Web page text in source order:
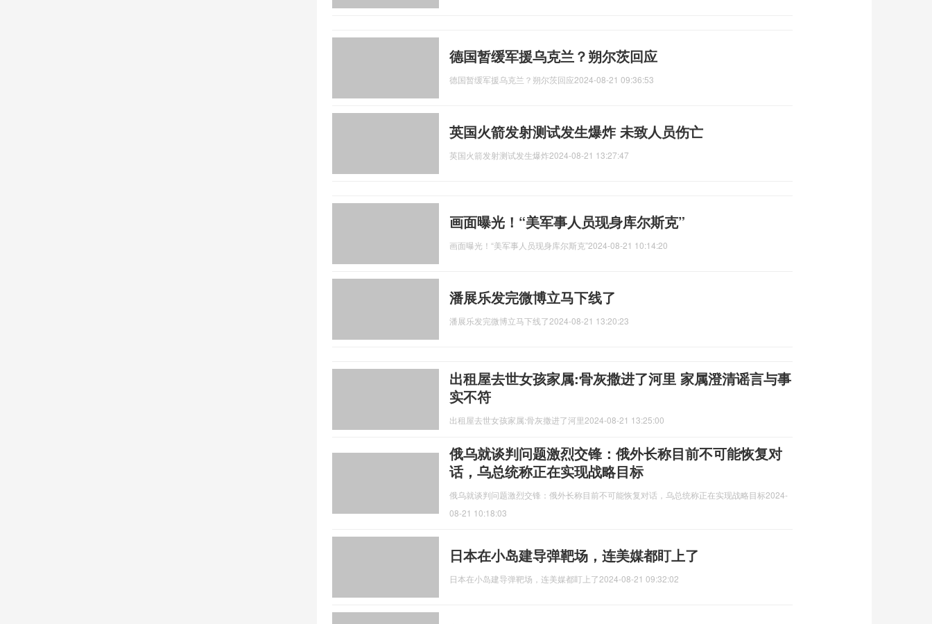
德国暂缓军援乌克兰？朔尔茨回应
德国暂缓军援乌克兰？朔尔茨回应2024-08-21 09:36:53
英国火箭发射测试发生爆炸 未致人员伤亡
英国火箭发射测试发生爆炸2024-08-21 13:27:47
画面曝光！“美军事人员现身库尔斯克”
画面曝光！“美军事人员现身库尔斯克”2024-08-21 10:14:20
潘展乐发完微博立马下线了
潘展乐发完微博立马下线了2024-08-21 13:20:23
出租屋去世女孩家属:骨灰撒进了河里 家属澄清谣言与事
实不符
出租屋去世女孩家属:骨灰撒进了河里2024-08-21 13:25:00
俄乌就谈判问题激烈交锋：俄外长称目前不可能恢复对
话，乌总统称正在实现战略目标
俄乌就谈判问题激烈交锋：俄外长称目前不可能恢复对话，乌总统称正在实现战略目标2024-
08-21 10:18:03
日本在小岛建导弹靶场，连美媒都盯上了
日本在小岛建导弹靶场，连美媒都盯上了2024-08-21 09:32:02